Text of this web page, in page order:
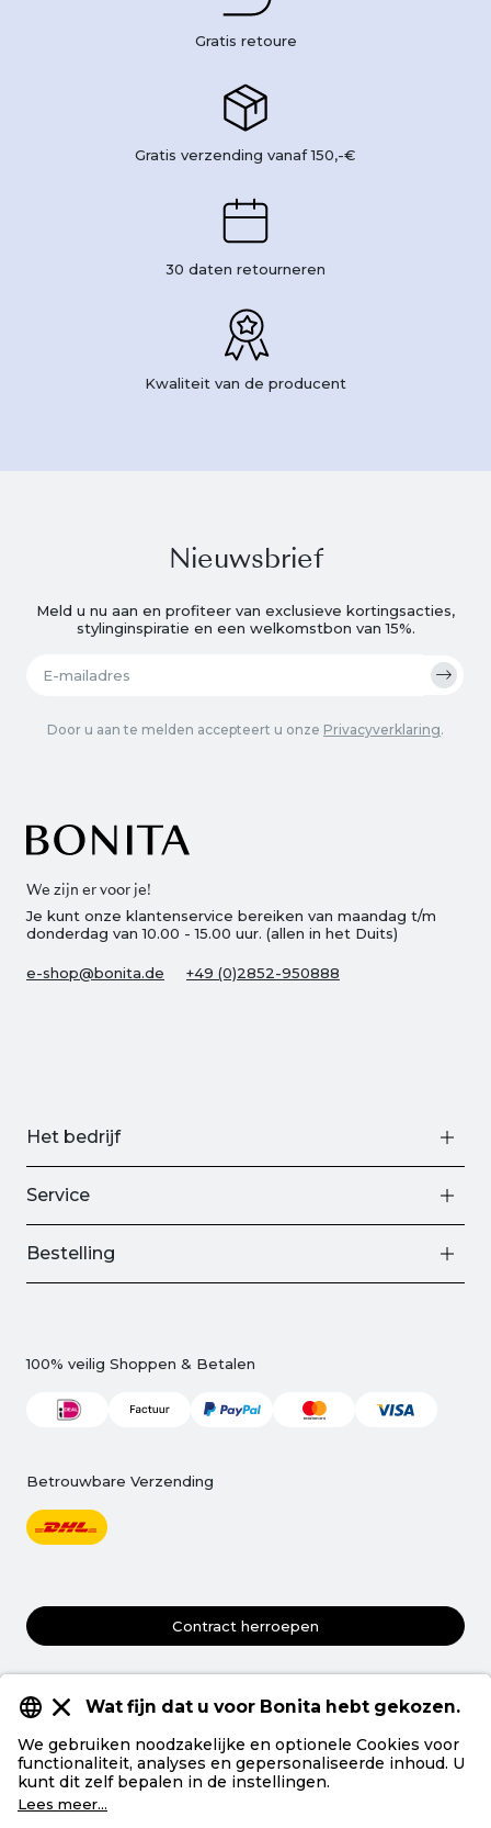
Gratis retoure
Gratis verzending vanaf 150,-€
30 daten retourneren
Kwaliteit van de producent
We zijn er voor je!
Je kunt onze klantenservice bereiken van maandag t/m
donderdag van 10.00 - 15.00 uur. (allen in het Duits)
e-shop@bonita.de +49 (0)2852-950888
Nieuwsbrief
Meld u nu aan en profiteer van exclusieve kortingsacties,
stylinginspiratie en een welkomstbon van 15%.
Door u aan te melden accepteert u onze Privacyverklaring.
Het bedrijf
Service
Bestelling
100% veilig Shoppen & Betalen
Betrouwbare Verzending
Contract herroepen
Algemene voorwaarden
Gegevensbescherming